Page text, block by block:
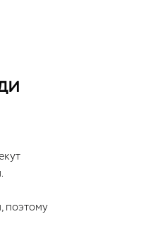
поэтому